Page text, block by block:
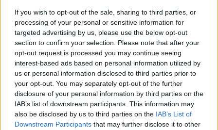
If you wish to opt-out of the sale, sharing to third parties, or
processing of your personal or sensitive information for
targeted advertising by us, please use the below opt-out
section to confirm your selection. Please note that after your
opt-out request is processed you may continue seeing
interest-based ads based on personal information utilized by
us or personal information disclosed to third parties prior to
your opt-out. You may separately opt-out of the further
disclosure of your personal information by third parties on the
IAB’s list of downstream participants. This information may
also be disclosed by us to third parties on the IAB’s List of
Downstream Participants that may further disclose it to other
Forța Dreptei (L. Orban)
PNȚMM
REPER
SENS
SOS (Șoșoacă)
POT (Gavrilă)
PACE (Peia)
Acțiunea Conservatoare (Târziu)
PDF (Lazarus)